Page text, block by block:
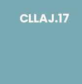
contenuCLLAJ.17